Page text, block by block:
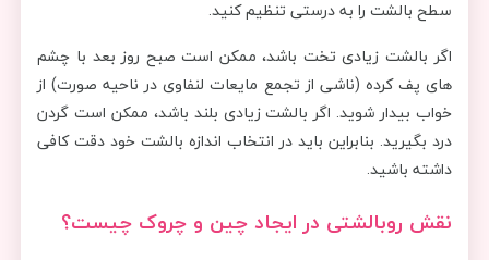
سطح بالشت را به درستی تنظیم کنید.
اگر بالشت زیادی تخت باشد، ممکن است صبح روز بعد با چشم
های پف کرده (ناشی از تجمع مایعات لنفاوی در ناحیه صورت) از
خواب بیدار شوید. اگر بالشت زیادی بلند باشد، ممکن است گردن
درد بگیرید. بنابراین باید در انتخاب اندازه بالشت خود دقت کافی
داشته باشید.
نقش روبالشتی در ایجاد چین و چروک چیست؟